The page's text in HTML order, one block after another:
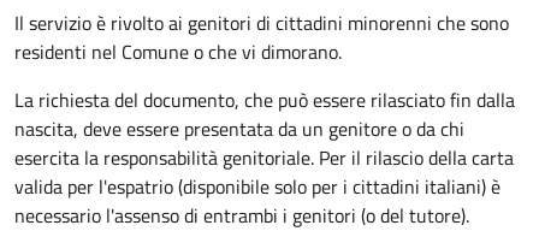
Il servizio è rivolto ai genitori di cittadini minorenni che sono
residenti nel Comune o che vi dimorano.
La richiesta del documento, che può essere rilasciato fin dalla
nascita, deve essere presentata da un genitore o da chi
esercita la responsabilità genitoriale. Per il rilascio della carta
valida per l'espatrio (disponibile solo per i cittadini italiani) è
necessario l'assenso di entrambi i genitori (o del tutore).